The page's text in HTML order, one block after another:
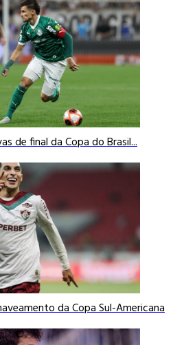
de final da Copa do Brasil...
da Copa Sul-Americana